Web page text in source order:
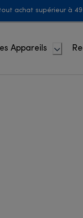
achat supérieur à
Appareils